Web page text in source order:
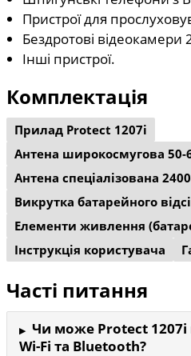
Пристрої для
Бездротові відеокамери
Інші пристрої.
Комплектація
Прилад Protect 1207i
Антена широкосмугова 50-
Антена спеціалізована
Викрутка батарейного
Елементи живлення
Інструкція користувача
Часті питання
Чи може Protect 1207i
Wi-Fi та Bluetooth?